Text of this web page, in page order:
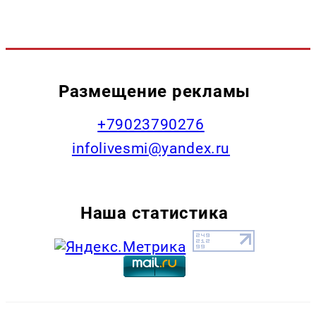
Размещение рекламы
+79023790276
infolivesmi@yandex.ru
Наша статистика